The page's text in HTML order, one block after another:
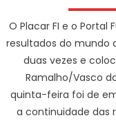
O Placar FI e o
resultados do mundo
duas vezes e
Ramalho/Vasco
quinta-feira foi de
a continuidade das